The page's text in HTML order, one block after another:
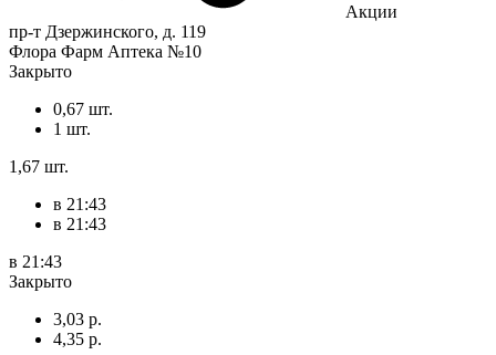
Акции
пр-т Дзержинского, д. 119
Флора Фарм Аптека №10
Закрыто
0,67 шт.
1 шт.
1,67 шт.
в 21:43
в 21:43
в 21:43
Закрыто
3,03 р.
4,35 р.